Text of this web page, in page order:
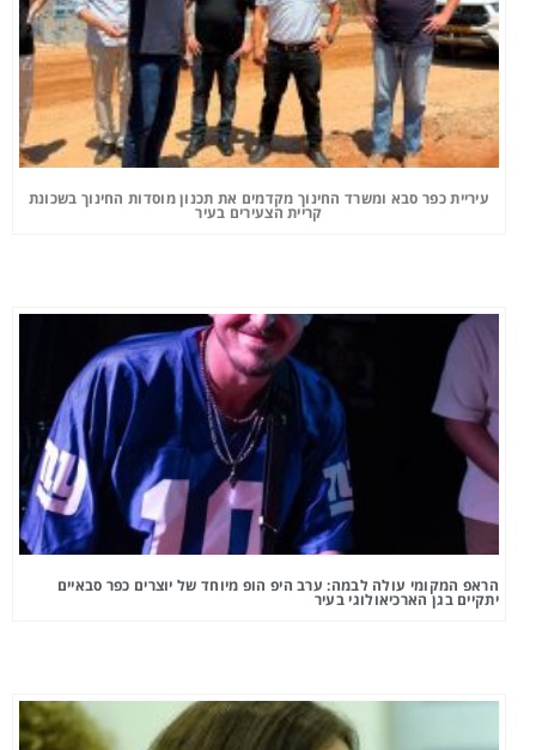
עיריית כפר סבא ומשרד החינוך מקדמים את תכנון מוסדות החינוך בשכונת
קריית הצעירים בעיר
הראפ המקומי עולה לבמה: ערב היפ הופ מיוחד של יוצרים כפר סבאיים
יתקיים בגן הארכיאולוגי בעיר